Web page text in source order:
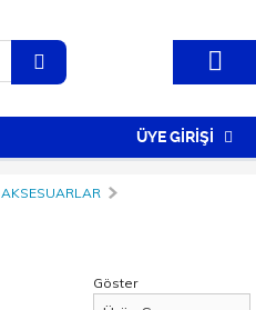
ÜYE GİRİŞİ
AKSESUARLAR
Göster